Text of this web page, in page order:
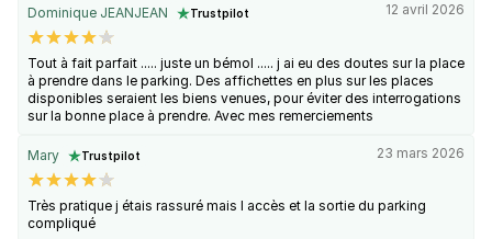
Dominique JEANJEAN Trustpilot 12 avril 2026
Tout à fait parfait ..... juste un bémol ..... j ai eu des doutes sur la place
à prendre dans le parking. Des affichettes en plus sur les places
disponibles seraient les biens venues, pour éviter des interrogations
sur la bonne place à prendre. Avec mes remerciements
Mary Trustpilot 23 mars 2026
Très pratique j étais rassuré mais l accès et la sortie du parking
compliqué